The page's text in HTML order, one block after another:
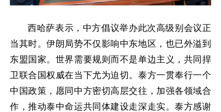
西哈萨表示，中方倡议举办此次高级别会议正
当其时。伊朗局势不仅影响中东地区，也已外溢到
东盟国家。世界需要规则而不是单边主义，共同捍
卫联合国权威在当下尤为迫切。泰方一贯奉行一个
中国政策，愿同中方密切高层交往，加强各领域合
作，推动泰中命运共同体建设走深走实。泰方感谢